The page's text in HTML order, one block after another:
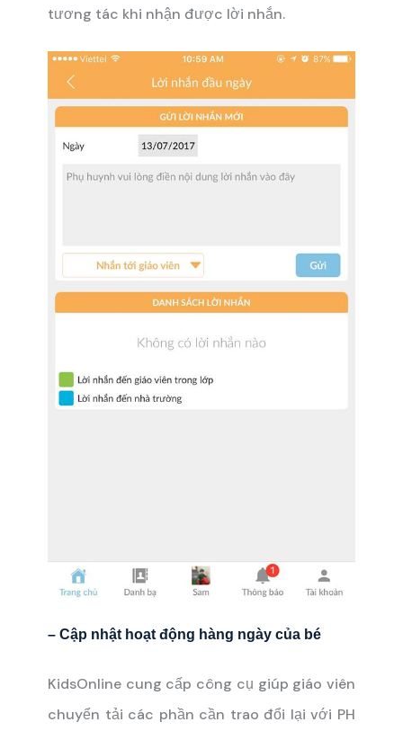
tương tác khi nhận được lời nhắn.
– Cập nhật hoạt động hàng ngày của bé
KidsOnline cung cấp công cụ giúp giáo viên
chuyển tải các phần cần trao đổi lại với PH